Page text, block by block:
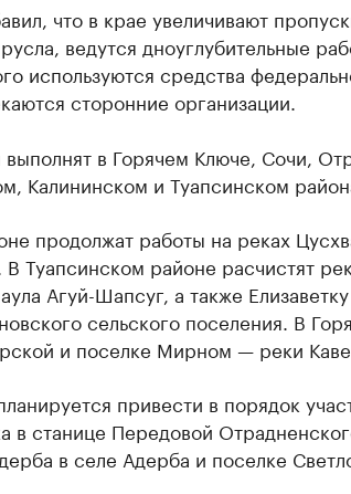
что в крае увеличивают
ведутся дноуглубительные
используются средства
сторонние организации.
выполнят в Горячем Ключе, Сочи,
Калининском и Туапсинском
продолжат работы на реках
В Туапсинском районе расчистят
Агуй-Шапсуг, а также
сельского поселения. В
и поселке Мирном — реки
привести в порядок
в станице Передовой
в селе Адерба и поселке